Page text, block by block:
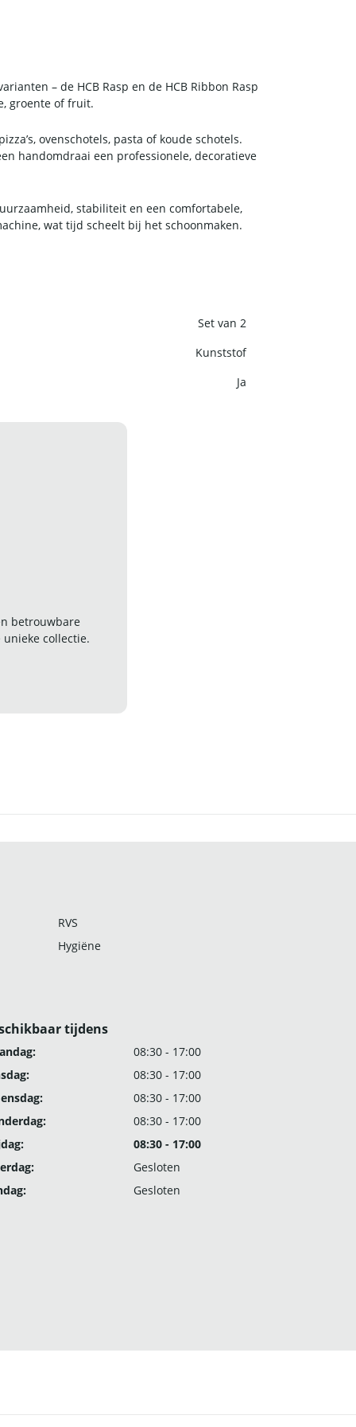
– de HCB Rasp en de HCB Ribbon Rasp
groente of fruit.
ovenschotels, pasta of koude schotels.
handomdraai een professionele, decoratieve
stabiliteit en een comfortabele,
wat tijd scheelt bij het schoonmaken.
Set van 2
Kunststof
Ja
betrouwbare
collectie.
RVS
Hygiëne
tijdens
08:30 - 17:00
08:30 - 17:00
08:30 - 17:00
08:30 - 17:00
08:30 - 17:00
Gesloten
Gesloten